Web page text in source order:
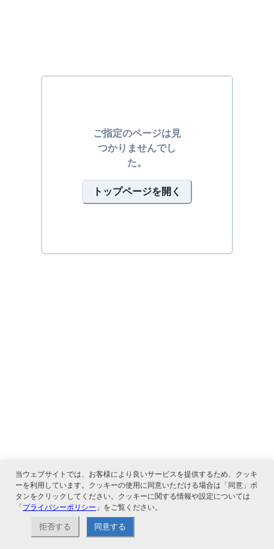
ご指定のページは見
つかりませんでし
た。
トップページを開く
当ウェブサイトでは、お客様により良いサービスを提供するため、クッキ
ーを利用しています。クッキーの使用に同意いただける場合は「同意」ボ
タンをクリックしてください。クッキーに関する情報や設定については
「プライバシーポリシー 」をご覧ください。
拒否する 同意する